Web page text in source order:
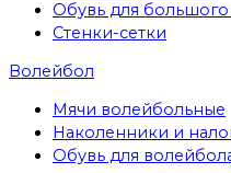
Обувь для большого
Стенки-сетки
Волейбол
Мячи волейбольные
Наколенники и
Обувь для